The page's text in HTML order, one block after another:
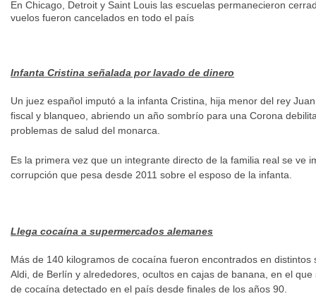
En Chicago, Detroit y Saint Louis las escuelas permanecieron
vuelos fueron cancelados en todo el país
Infanta Cristina señalada por lavado de dinero
Un juez español imputó a la infanta Cristina, hija menor del rey
fiscal y blanqueo, abriendo un año sombrío para una Corona
problemas de salud del monarca.
Es la primera vez que un integrante directo de la familia real se ve
corrupción que pesa desde 2011 sobre el esposo de la infanta.
Llega cocaína a supermercados alemanes
Más de 140 kilogramos de cocaína fueron encontrados en
Aldi, de Berlín y alrededores, ocultos en cajas de banana, en el
de cocaína detectado en el país desde finales de los años 90.